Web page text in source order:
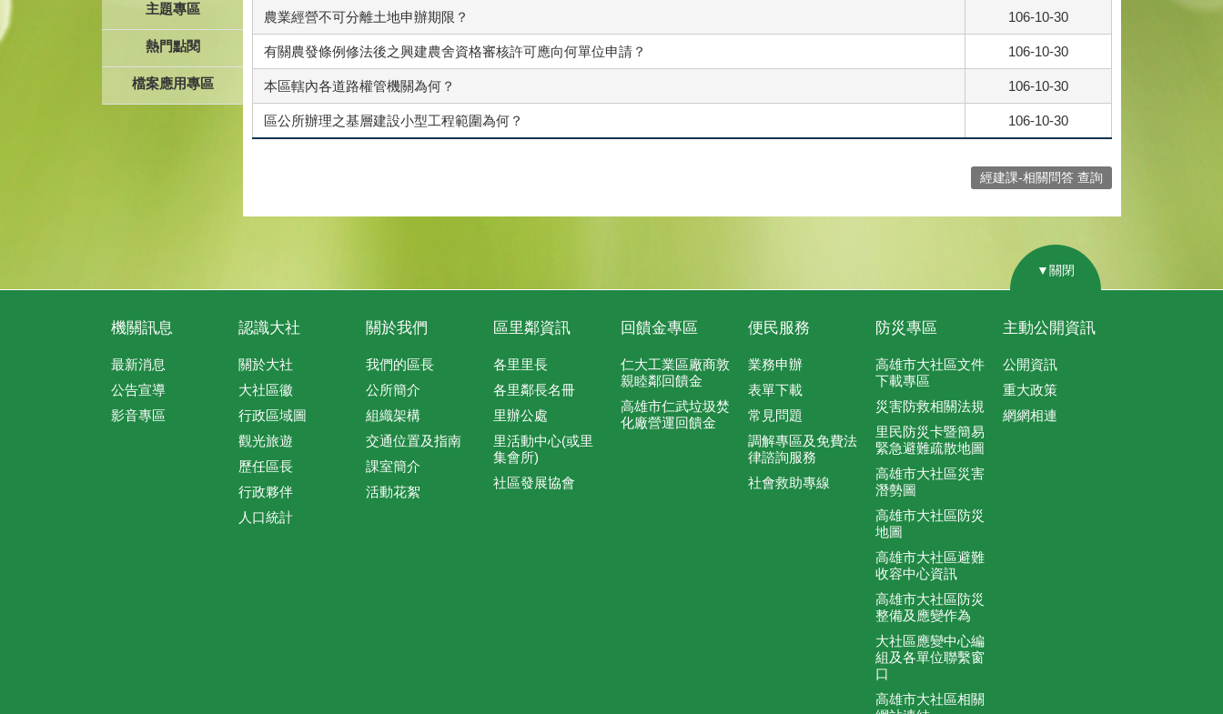
主題專區
熱門點閱
檔案應用專區
農業經營不可分離土地申辦期限？ 106-10-30
有關農發條例修法後之興建農舍資格審核許可應向何單位申請？ 106-10-30
本區轄內各道路權管機關為何？ 106-10-30
區公所辦理之基層建設小型工程範圍為何？ 106-10-30
經建課-相關問答 查詢
▼關閉
機關訊息
最新消息
公告宣導
影音專區
認識大社
關於大社
大社區徽
行政區域圖
觀光旅遊
歷任區長
行政夥伴
人口統計
關於我們
我們的區長
公所簡介
組織架構
交通位置及指南
課室簡介
活動花絮
區里鄰資訊
各里里長
各里鄰長名冊
里辦公處
里活動中心(或里
集會所)
社區發展協會
回饋金專區
仁大工業區廠商敦
親睦鄰回饋金
高雄市仁武垃圾焚
化廠營運回饋金
便民服務
業務申辦
表單下載
常見問題
調解專區及免費法
律諮詢服務
社會救助專線
防災專區
高雄市大社區文件
下載專區
災害防救相關法規
里民防災卡暨簡易
緊急避難疏散地圖
高雄市大社區災害
潛勢圖
高雄市大社區防災
地圖
高雄市大社區避難
收容中心資訊
高雄市大社區防災
整備及應變作為
大社區應變中心編
組及各單位聯繫窗
口
高雄市大社區相關
主動公開資訊
公開資訊
重大政策
網網相連